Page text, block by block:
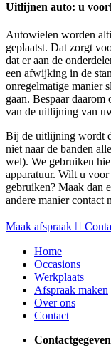
Uitlijnen auto: u
Autowielen worden
geplaatst. Dat zorgt
dat er aan de
een afwijking in de
onregelmatige manier
gaan. Bespaar
van de uitlijning van
Bij de uitlijning wordt
niet naar de banden
wel). We gebruiken
apparatuur. Wilt u
gebruiken? Maak dan
andere manier contact
Maak afspraak
Home
Occasions
Werkplaats
Afspraak maken
Over ons
Contact